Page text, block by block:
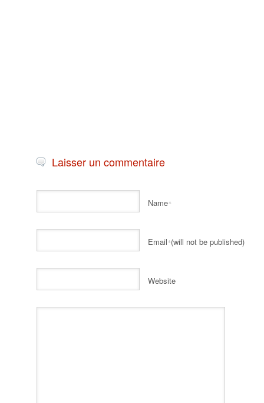
Laisser un commentaire
Name*
Email*(will not be published)
Website